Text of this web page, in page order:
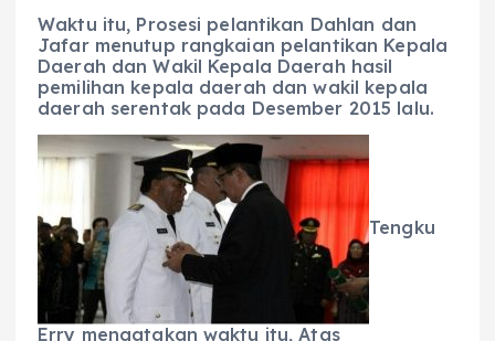
Waktu itu, Prosesi pelantikan Dahlan dan
Jafar menutup rangkaian pelantikan Kepala
Daerah dan Wakil Kepala Daerah hasil
pemilihan kepala daerah dan wakil kepala
daerah serentak pada Desember 2015 lalu.
Tengku
Erry mengatakan waktu itu, Atas